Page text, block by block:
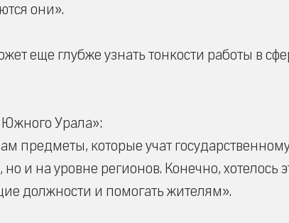
они».
еще глубже узнать тонкости работы в
Урала»:
предметы, которые учат
и на уровне регионов. Конечно, хотелось
должности и помогать жителям».